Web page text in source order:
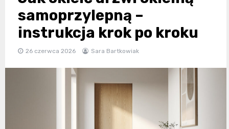
samoprzylepną –
instrukcja krok po kroku
26 czerwca 2026 Sara Bartkowiak